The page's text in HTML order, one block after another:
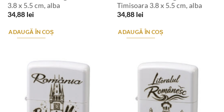
3.8 x 5.5 cm, alba
34,88 lei
ADAUGĂ ÎN COȘ
Timisoara 3.8 x 5.5 cm, alba
34,88 lei
ADAUGĂ ÎN COȘ